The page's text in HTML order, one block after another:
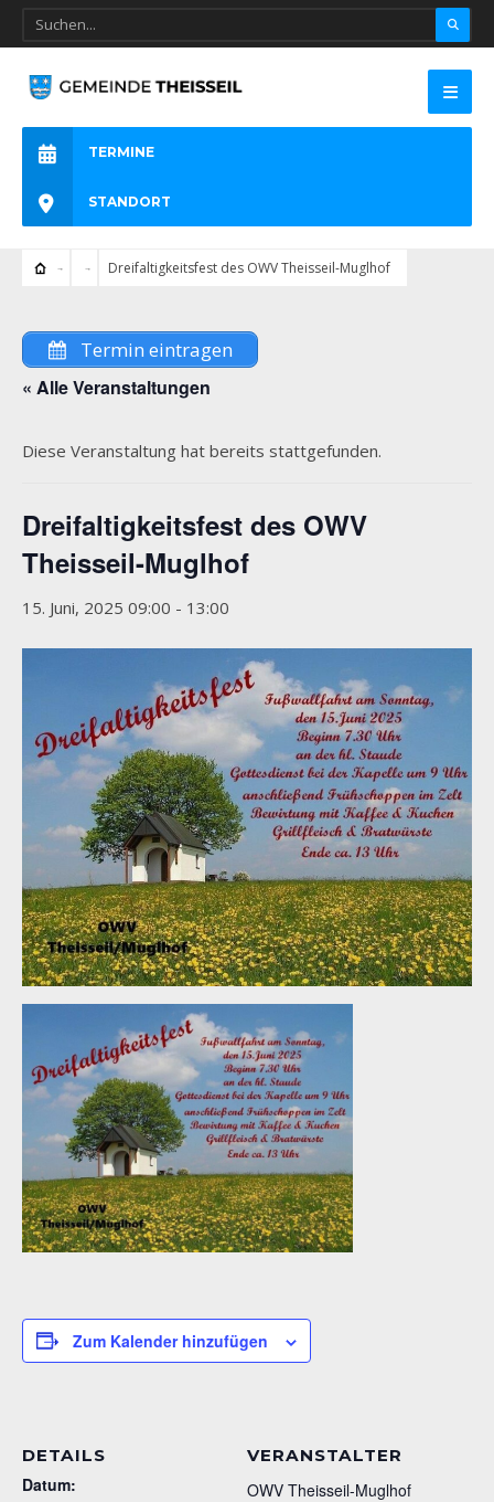
TERMINE
STANDORT
Dreifaltigkeitsfest des OWV Theisseil-Muglhof
Termin eintragen
« Alle Veranstaltungen
Diese Veranstaltung hat bereits stattgefunden.
Dreifaltigkeitsfest des OWV
Theisseil-Muglhof
15. Juni, 2025 09:00 - 13:00
Zum Kalender hinzufügen
DETAILS
Datum:
VERANSTALTER
OWV Theisseil-Muglhof